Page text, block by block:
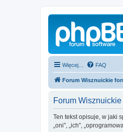
Więcej… FAQ
Forum Wisznuickie
Forum
Ten tekst opisuje, w jaki
„oni”, „ich”,